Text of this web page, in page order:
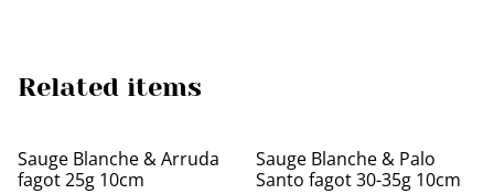
Related items
Sauge Blanche & Arruda
fagot 25g 10cm
Sauge Blanche & Palo
Santo fagot 30-35g 10cm